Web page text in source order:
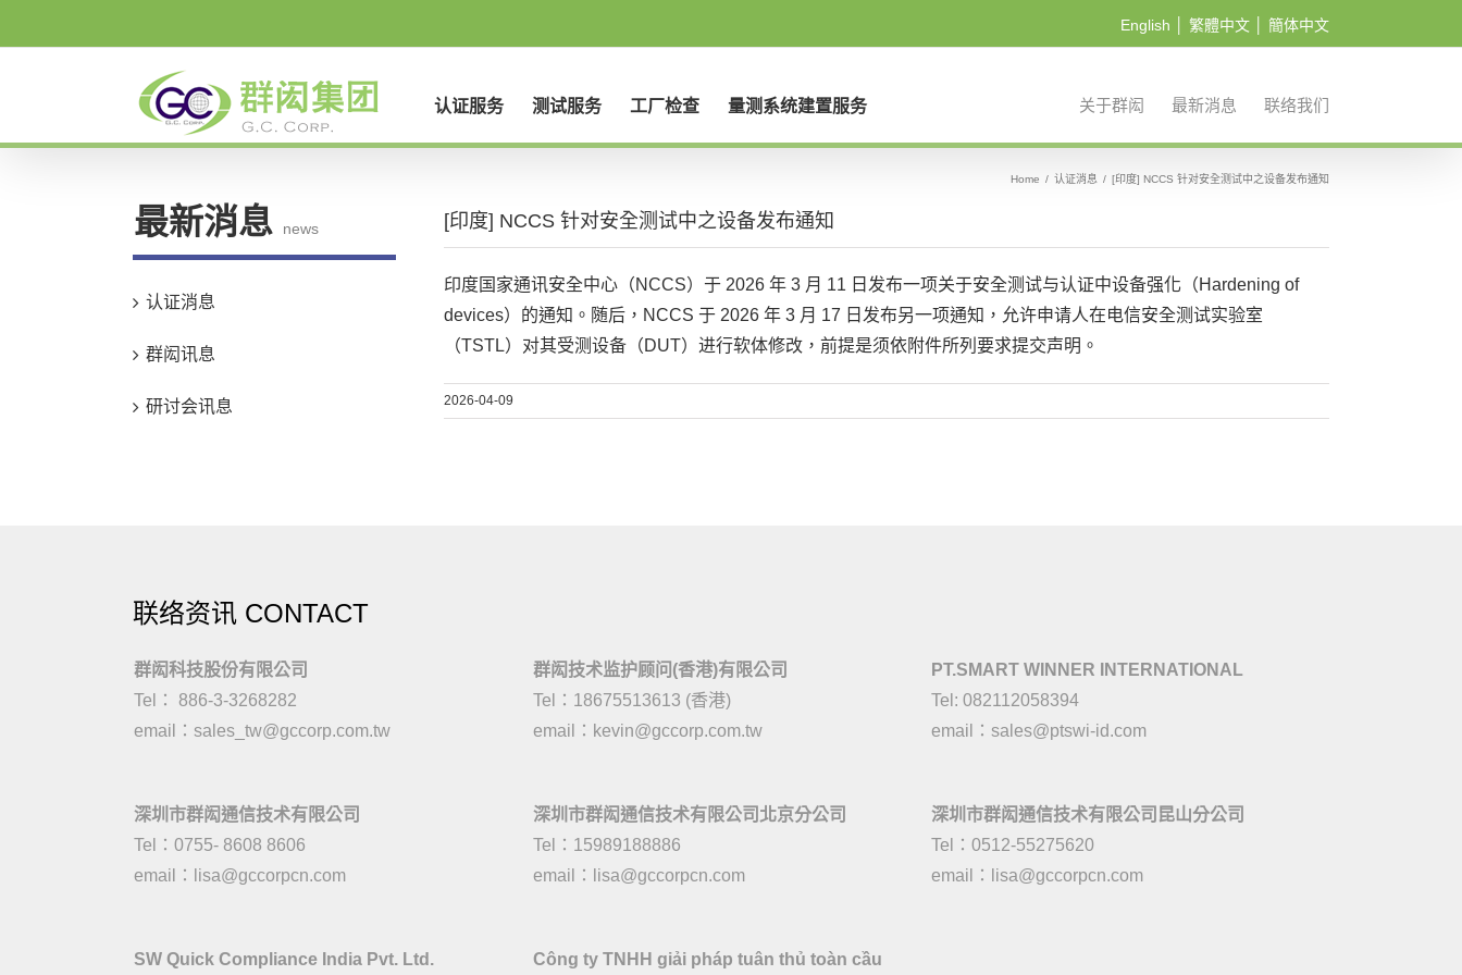
to
English 繁體中文 簡体中文
认证服务 测试服务 工厂检查 量测系统建置服务 关于群闳 最新消息 联络我们
Home / 认证消息 / [印度] NCCS 针对安全测试中之设备发布通知
[印度] NCCS 针对安全测试中之设备发布通知
印度国家通讯安全中心（NCCS）于 2026 年 3 月 11 日发布一项关于安全测试与认证中设备强化（Hardening of
devices）的通知。随后，NCCS 于 2026 年 3 月 17 日发布另一项通知，允许申请人在电信安全测试实验室
（TSTL）对其受测设备（DUT）进行软体修改，前提是须依附件所列要求提交声明。
2026-04-09
最新消息 news
认证消息
群闳讯息
研讨会讯息
联络资讯 CONTACT
群闳科技股份有限公司
Tel： 886-3-3268282
email： sales_tw@gccorp.com.tw
群闳技术监护顾问(香港)有限公司
Tel：18675513613 (香港)
email： kevin@gccorp.com.tw
PT.SMART WINNER INTERNATIONAL
Tel: 082112058394
email： sales@ptswi-id.com
深圳市群闳通信技术有限公司
Tel：0755- 8608 8606
email：
lisa@gccorpcn.com
深圳市群闳通信技术有限公司北京分公司
Tel：15989188886
email：
lisa@gccorpcn.com
深圳市群闳通信技术有限公司昆山分公司
Tel：0512-55275620
email：
lisa@gccorpcn.com
SW Quick Compliance India Pvt. Ltd. Công ty TNHH giải pháp tuân thủ toàn cầu